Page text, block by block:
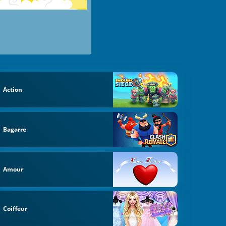
Action
Bagarre
Amour
Coiffeur